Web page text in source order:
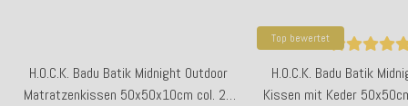
H.O.C.K. Badu Batik Midnight Outdoor
Matratzenkissen 50x50x10cm col. 21
Top bewertet
H.O.C.K. Badu Batik
Kissen mit Keder